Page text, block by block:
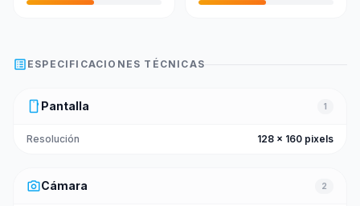
list_alt ESPECIFICACIONES TÉCNICAS
smartphone Pantalla 1
Resolución 128 x 160 pixels
photo_cameraCámara 2